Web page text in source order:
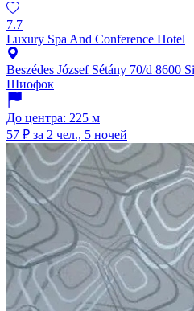
7.7
Luxury Spa And Conference Hotel
Beszédes József Sétány 70/d 8600
Шиофок
До центра: 225 м
57 ₽ за 2 чел., 5 ночей